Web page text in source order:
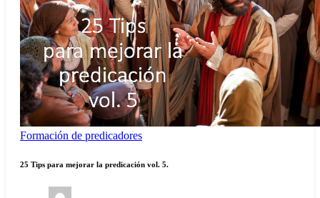
Formación de predicadores
25 Tips para mejorar la predicación vol. 5.